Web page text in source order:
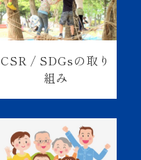
CSR / SDGsの取り
組み